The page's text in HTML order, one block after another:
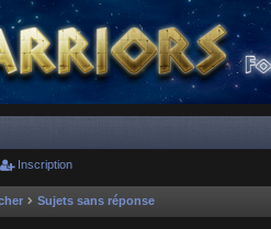
Inscription
Sujets sans réponse